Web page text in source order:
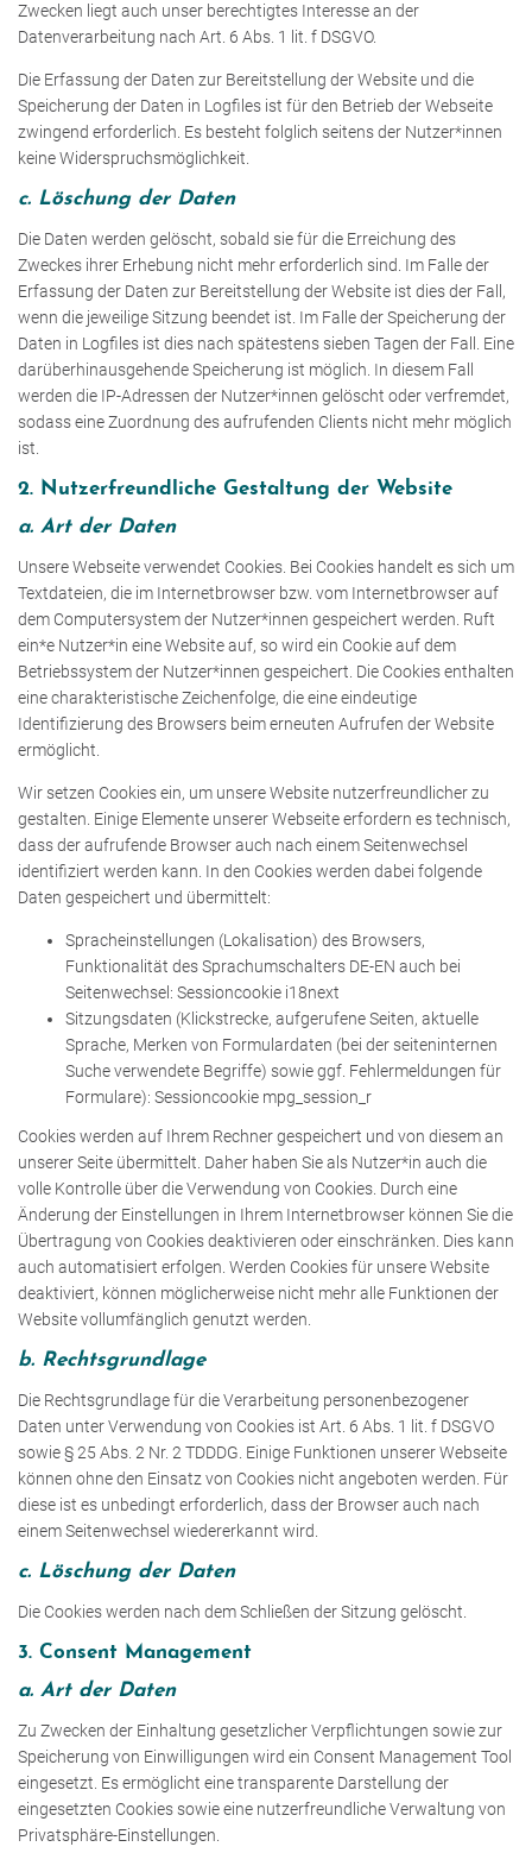
Zwecken liegt auch unser berechtigtes Interesse an der
Datenverarbeitung nach Art. 6 Abs. 1 lit. f DSGVO.
Die Erfassung der Daten zur Bereitstellung der Website und die
Speicherung der Daten in Logfiles ist für den Betrieb der Webseite
zwingend erforderlich. Es besteht folglich seitens der Nutzer*innen
keine Widerspruchsmöglichkeit.
c. Löschung der Daten
Die Daten werden gelöscht, sobald sie für die Erreichung des
Zweckes ihrer Erhebung nicht mehr erforderlich sind. Im Falle der
Erfassung der Daten zur Bereitstellung der Website ist dies der Fall,
wenn die jeweilige Sitzung beendet ist. Im Falle der Speicherung der
Daten in Logfiles ist dies nach spätestens sieben Tagen der Fall. Eine
darüberhinausgehende Speicherung ist möglich. In diesem Fall
werden die IP-Adressen der Nutzer*innen gelöscht oder verfremdet,
sodass eine Zuordnung des aufrufenden Clients nicht mehr möglich
ist.
2. Nutzerfreundliche Gestaltung der Website
a. Art der Daten
Unsere Webseite verwendet Cookies. Bei Cookies handelt es sich um
Textdateien, die im Internetbrowser bzw. vom Internetbrowser auf
dem Computersystem der Nutzer*innen gespeichert werden. Ruft
ein*e Nutzer*in eine Website auf, so wird ein Cookie auf dem
Betriebssystem der Nutzer*innen gespeichert. Die Cookies enthalten
eine charakteristische Zeichenfolge, die eine eindeutige
Identifizierung des Browsers beim erneuten Aufrufen der Website
ermöglicht.
Wir setzen Cookies ein, um unsere Website nutzerfreundlicher zu
gestalten. Einige Elemente unserer Webseite erfordern es technisch,
dass der aufrufende Browser auch nach einem Seitenwechsel
identifiziert werden kann. In den Cookies werden dabei folgende
Daten gespeichert und übermittelt:
Spracheinstellungen (Lokalisation) des Browsers,
Funktionalität des Sprachumschalters DE-EN auch bei
Seitenwechsel: Sessioncookie i18next
Sitzungsdaten (Klickstrecke, aufgerufene Seiten, aktuelle
Sprache, Merken von Formulardaten (bei der seiteninternen
Suche verwendete Begriffe) sowie ggf. Fehlermeldungen für
Formulare): Sessioncookie mpg_session_r
Cookies werden auf Ihrem Rechner gespeichert und von diesem an
unserer Seite übermittelt. Daher haben Sie als Nutzer*in auch die
volle Kontrolle über die Verwendung von Cookies. Durch eine
Änderung der Einstellungen in Ihrem Internetbrowser können Sie die
Übertragung von Cookies deaktivieren oder einschränken. Dies kann
auch automatisiert erfolgen. Werden Cookies für unsere Website
deaktiviert, können möglicherweise nicht mehr alle Funktionen der
Website vollumfänglich genutzt werden.
b. Rechtsgrundlage
Die Rechtsgrundlage für die Verarbeitung personenbezogener
Daten unter Verwendung von Cookies ist Art. 6 Abs. 1 lit. f DSGVO
sowie § 25 Abs. 2 Nr. 2 TDDDG. Einige Funktionen unserer Webseite
können ohne den Einsatz von Cookies nicht angeboten werden. Für
diese ist es unbedingt erforderlich, dass der Browser auch nach
einem Seitenwechsel wiedererkannt wird.
c. Löschung der Daten
Die Cookies werden nach dem Schließen der Sitzung gelöscht.
3. Consent Management
a. Art der Daten
Zu Zwecken der Einhaltung gesetzlicher Verpflichtungen sowie zur
Speicherung von Einwilligungen wird ein Consent Management Tool
eingesetzt. Es ermöglicht eine transparente Darstellung der
eingesetzten Cookies sowie eine nutzerfreundliche Verwaltung von
Privatsphäre-Einstellungen.